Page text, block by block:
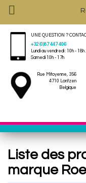

UNE QUESTION ?
+32 (0)87 447 406
Lundi au vendredi : 10h - 18h .
Samedi 10h - 17h
Rue Mitoyenne, 356
4710 Lontzen
Belgique
Liste des
marque